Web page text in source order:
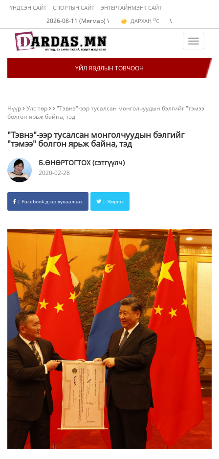
ҮНДСЭН САЙТ СПОРТЫН САЙТ ЭНТЕРТАЙНМЭНТ САЙТ
2026-08-11 (Мягмар) \ ДАРХАН OC
ЭРДЭНЭТ C
\
Toggle
ҮЙЛ ЯВДЛЫН ТОВЧООН
Нүүр Улс төр
"Тэвнэ"-ээр тусалсан монголчуудын бэлгийг "тэмээ"
болгон ярьж байна, тэд
"Тэвнэ"-ээр тусалсан монголчуудын бэлгийг
"тэмээ" болгон ярьж байна, тэд
Б.ӨНӨРТОГТОХ (сэтгүүлч)
2020-02-28
| Facebook дээр хуваалцах | Жиргэх